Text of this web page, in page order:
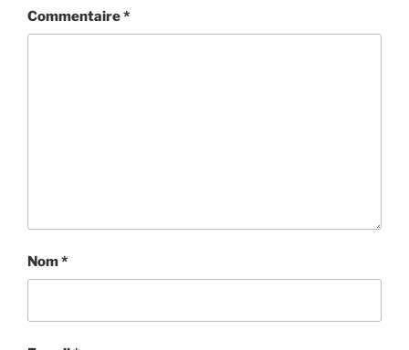
Commentaire*
Nom*